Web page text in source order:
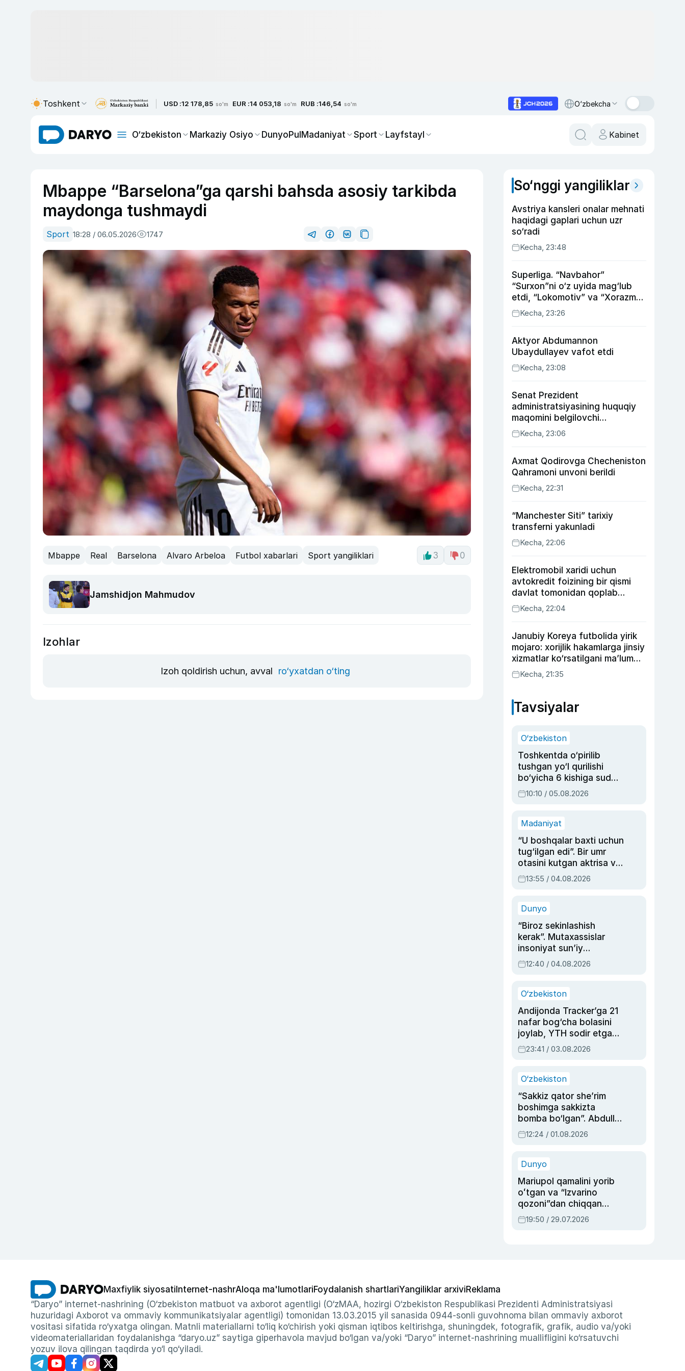
Toshkent USD :12 178,85 so'm EUR :14 053,18 so'm RUB :146,54 so'm O‘zbekcha
O‘zbekiston Markaziy Osiyo DunyoPulMadaniyat Sport Layfstayl Kabinet
Mbappe “Barselona”ga qarshi bahsda asosiy tarkibda
maydonga tushmaydi
Sport 18:28 / 06.05.2026 1747
Mbappe Real Barselona Alvaro Arbeloa Futbol xabarlari Sport yangiliklari 3 0
Jamshidjon Mahmudov
Izohlar
Izoh qoldirish uchun, avval ro‘yxatdan o‘ting
So‘nggi yangiliklar
Avstriya kansleri onalar mehnati
haqidagi gaplari uchun uzr
so‘radi
Kecha, 23:48
Superliga. “Navbahor”
“Surxon”ni o‘z uyida mag‘lub
etdi, “Lokomotiv” va “Xorazm”
uyda g‘alaba qozondi
Kecha, 23:26
Aktyor Abdu­mannon
Ubaydullayev vafot etdi
Kecha, 23:08
Senat Prezident
administratsiyasining huquqiy
maqomini belgilovchi
konstitutsiyaviy qonunni
ma’qulladi
Kecha, 23:06
Axmat Qodirovga Checheniston
Qahramoni unvoni berildi
Kecha, 22:31
“Manchester Siti” tarixiy
transferni yakunladi
Kecha, 22:06
Elektromobil xaridi uchun
avtokredit foizining bir qismi
davlat tomonidan qoplab
berilishi mumkin
Kecha, 22:04
Janubiy Koreya futbolida yirik
mojaro: xorijlik hakamlarga jinsiy
xizmatlar ko‘rsatilgani ma’lum
qilindi
Kecha, 21:35
Tavsiyalar
O‘zbekiston
Toshkentda o‘pirilib
tushgan yo‘l qurilishi
bo‘yicha 6 kishiga sud
hukmi o‘qildi
10:10 / 05.08.2026
Madaniyat
“U boshqalar baxti uchun
tug‘ilgan edi”. Bir umr
otasini kutgan aktrisa va
dublyaj ustasi Rimma
Ahmedovaning
13:55 / 04.08.2026
Dunyo
“Biroz sekinlashish
kerak”. Mutaxassislar
insoniyat sun’iy
intellektni boshqara
olmay qolishidan xavotir
12:40 / 04.08.2026
O‘zbekiston
Andijonda Tracker’ga 21
nafar bog‘cha bolasini
joylab, YTH sodir etgan
ayolga sud hukmi o‘qildi
23:41 / 03.08.2026
O‘zbekiston
“Sakkiz qator she’rim
boshimga sakkizta
bomba bo‘lgan”. Abdulla
Oripovni siyosiy
ayblovlardan asrab
12:24 / 01.08.2026
Dunyo
Mariupol qamalini yorib
oʻtgan va “Izvarino
qozoni”dan chiqqan
qahramon — Ukraina
armiyasi bosh
19:50 / 29.07.2026
Maxfiylik siyosati Internet-nashrAloqa ma'lumotlariFoydalanish shartlariYangiliklar arxiviReklama
“Daryo” internet-nashrining (O‘zbekiston matbuot va axborot agentligi (O‘zMAA, hozirgi O‘zbekiston Respublikasi Prezidenti Administratsiyasi
huzuridagi Axborot va ommaviy kommunikatsiyalar agentligi) tomonidan 13.03.2015 yil sanasida 0944-sonli guvohnoma bilan ommaviy axborot
vositasi sifatida ro‘yxatga olingan. Matnli materiallarni to‘liq ko‘chirish yoki qisman iqtibos keltirishga, shuningdek, fotografik, grafik, audio va/yoki
videomateriallaridan foydalanishga “daryo.uz” saytiga giperhavola mavjud bo‘lgan va/yoki “Daryo” internet-nashrining muallifligini ko‘rsatuvchi
yozuv ilova qilingan taqdirda yo‘l qo‘yiladi.